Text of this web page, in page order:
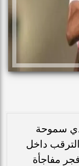
سموحة
داخل
مفاجأة